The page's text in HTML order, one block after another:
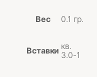
Вес 0.1 гр.
Вставки кв.
3.0-1